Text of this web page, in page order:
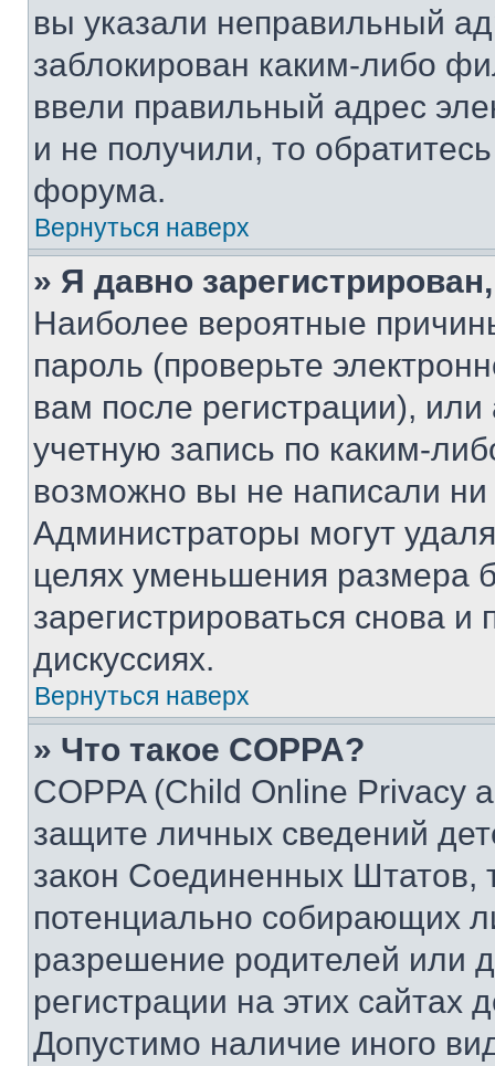
вы указали неправильный
заблокирован каким-либо
ввели правильный адрес
и не получили, то
форума.
Вернуться наверх
» Я давно
Наиболее вероятные
пароль (проверьте
вам после регистрации),
учетную запись по каким-
возможно вы не написали
Администраторы могут
целях уменьшения размера
зарегистрироваться снова и
дискуссиях.
Вернуться наверх
» Что такое COPPA?
COPPA (Child Online Privacy
защите личных сведений
закон Соединенных Штатов,
потенциально собирающих
разрешение родителей или
регистрации на этих сайтах
Допустимо наличие иного